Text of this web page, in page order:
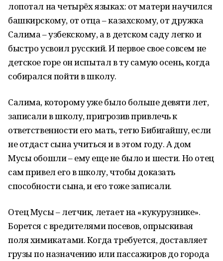
лопотал на четырёх языках: от матери научился
башкирскому, от отца – казахскому, от дружка
Салима – узбекскому, а в детском саду легко и
быстро усвоил русский. И первое свое совсем не
детское горе он испытал в ту самую осень, когда
собирался пойти в школу.
Салима, которому уже было больше девяти лет,
записали в школу, пригрозив привлечь к
ответственности его мать, тетю Бибигайшу, если
не отдаст сына учиться и в этом году. А дом
Мусы обошли – ему еще не было и шести. Но отец
сам привел его в школу, чтобы доказать
способности сына, и его тоже записали.
Отец Мусы – летчик, летает на «кукурузнике».
Борется с вредителями посевов, опрыскивая
поля химикатами. Когда требуется, доставляет
грузы по назначению или пассажиров до города